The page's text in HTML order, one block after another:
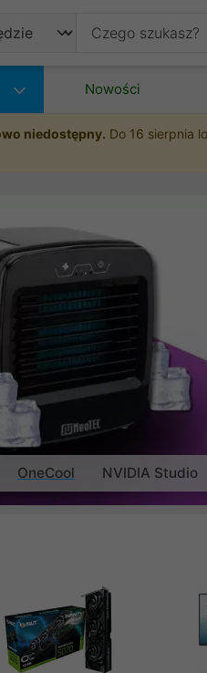
Nowości
niedostępny. Do 16 sierpnia
OneCool NVIDIA Studio